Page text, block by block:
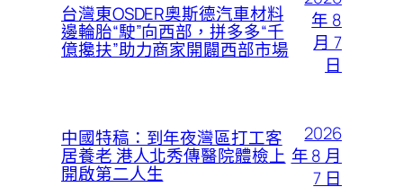
台灣東OSDER奧斯德汽車材料
邊輪胎“駛”向西部，拼多多“千
億攙扶”助力商家開闢西部市場
年 8
月 7
日
中國特稿：到年夜灣區打工客
居養老 港人北秀傳醫院體檢上
開啟第二人生
2026
年 8 月
7 日